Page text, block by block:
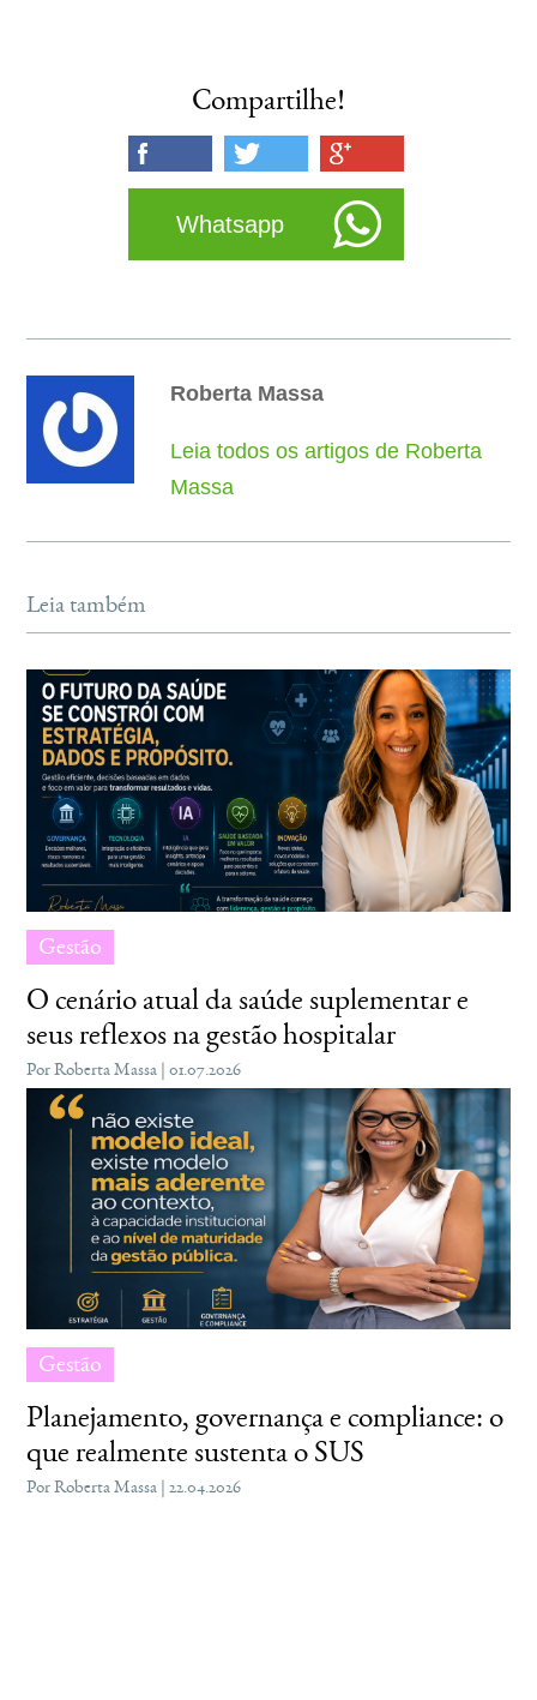
Compartilhe!
Whatsapp
Roberta Massa
Leia todos os artigos de Roberta
Massa
Leia também
Gestão
O cenário atual da saúde suplementar e
seus reflexos na gestão hospitalar
Por Roberta Massa | 01.07.2026
Gestão
Planejamento, governança e compliance: o
que realmente sustenta o SUS
Por Roberta Massa | 22.04.2026